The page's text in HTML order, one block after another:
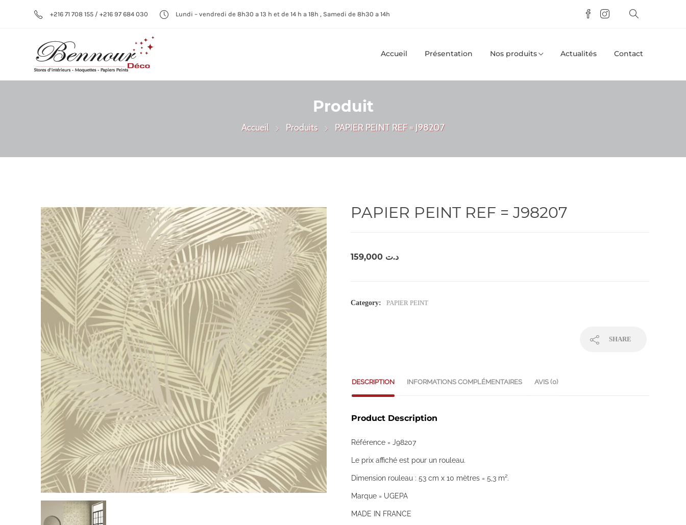
+216 71 708 155 / +216 97 684 030 Lundi – vendredi de 8h30 a 13 h et de 14 h a 18h , Samedi de 8h30 a 14h
Accueil Présentation Nos produits Actualités Contact
Produit
Accueil Produits PAPIER PEINT REF = J98207
PAPIER PEINT REF = J98207
د.ت
Category: PAPIER PEINT
SHARE
DESCRIPTION INFORMATIONS COMPLÉMENTAIRES AVIS (0)
Product Description
Référence = J98207
Le prix affiché est pour un rouleau.
Dimension rouleau : 53 cm x 10 mètres = 5,3 m².
Marque = UGEPA
MADE IN FRANCE